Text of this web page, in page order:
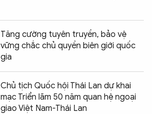
Tăng cường tuyên truyền, bảo vệ
vững chắc chủ quyền biên giới quốc
gia
Chủ tịch Quốc hội Thái Lan dự khai
mạc Triển lãm 50 năm quan hệ ngoại
giao Việt Nam-Thái Lan